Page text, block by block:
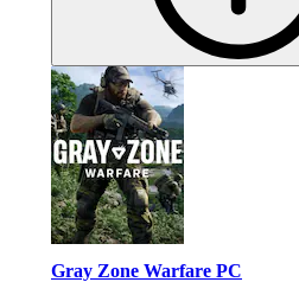
Gray Zone Warfare PC